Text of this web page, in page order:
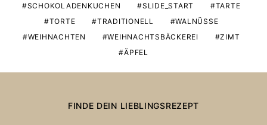
SCHOKOLADENKUCHEN
SLIDE_START
TARTE
TORTE
TRADITIONELL
WALNÜSSE
WEIHNACHTEN
WEIHNACHTSBÄCKEREI
ZIMT
ÄPFEL
FINDE DEIN LIEBLINGSREZEPT